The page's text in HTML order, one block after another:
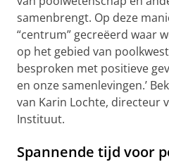
samenbrengt. Op deze
“centrum” gecreëerd waar
op het gebied van
besproken met positieve
en onze samenlevingen.’
van Karin Lochte, directeur
Instituut.
Spannende tijd voor